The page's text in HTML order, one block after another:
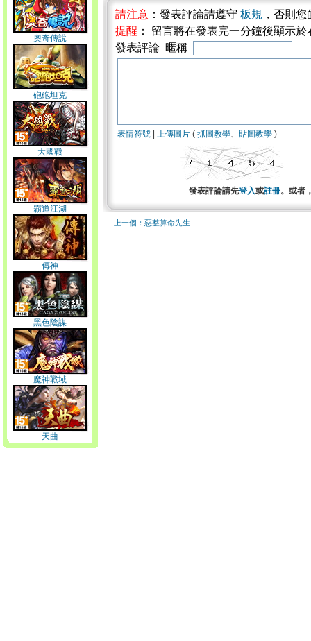
奧奇傳說
砲砲坦克
大國戰
霸道江湖
傳神
黑色陰謀
魔神戰域
天曲
請注意 ：發表評論請遵守 板規 ，否則
提醒 ： 留言將在發表完一分鐘後顯示
發表評論 暱稱
表情符號 上傳圖片 ( 抓圖教學、 貼圖教學 )
發表評論請先登入或註冊。或者
上一個：惡整算命先生